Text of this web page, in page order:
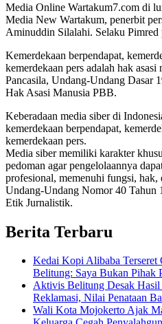
Media Online Wartakum7.com di
Media New Wartakum, penerbit
Aminuddin Silalahi. Selaku Pimred
Kemerdekaan berpendapat,
kemerdekaan pers adalah hak
Pancasila, Undang-Undang Dasar
Hak Asasi Manusia PBB.
Keberadaan media siber di
kemerdekaan berpendapat,
kemerdekaan pers.
Media siber memiliki karakter
pedoman agar pengelolaannya
profesional, memenuhi fungsi, hak,
Undang-Undang Nomor 40 Tahun
Etik Jurnalistik.
Berita Terbaru
Kedai Kopi Alibaba Terseret
Belitung: Saya Bukan Pihak
Aktivis Belitung Desak Hasil
Reklamasi, Nilai Penataan
Wali Kota Mojokerto Ajak